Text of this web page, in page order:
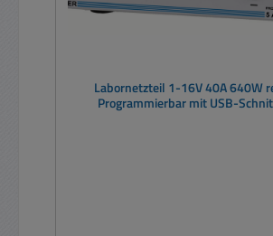
Labornetzteil 1-16V 40A 640W
Programmierbar mit USB-